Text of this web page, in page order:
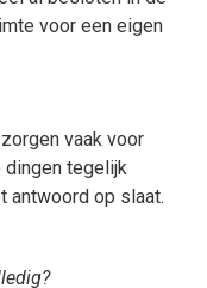
voor een eigen
vaak voor
dingen tegelijk
antwoord op slaat.